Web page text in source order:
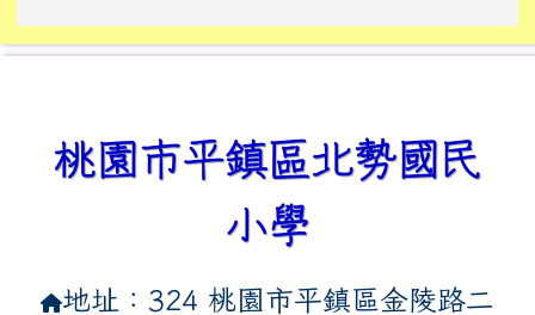
link to https://
link to https://10000.gov.tw/
link to https://
link to https://10000.gov.tw/
link to https://
link to https://
link to https://i.win.org.tw/
link to https://
link to https://
link to https://
link to https://
桃園市平鎮區北勢國民
小學
地址：324 桃園市平鎮區金陵路二